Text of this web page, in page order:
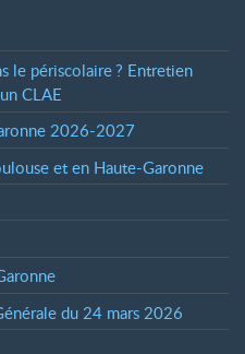
le périscolaire ? Entretien
CLAE
2026-2027
et en Haute-Garonne
du 24 mars 2026